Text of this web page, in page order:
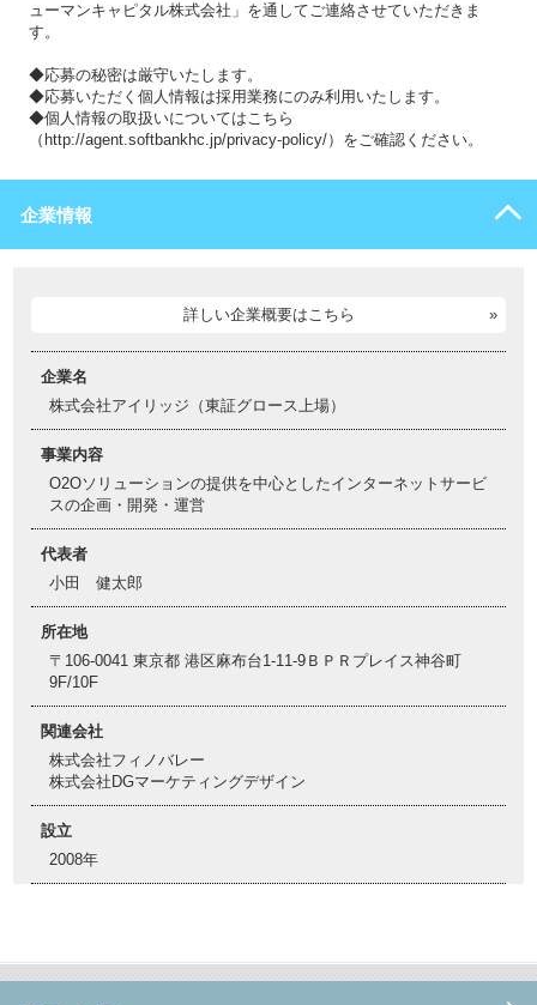
ューマンキャピタル株式会社」を通してご連絡させていただきま
す。
◆応募の秘密は厳守いたします。
◆応募いただく個人情報は採用業務にのみ利用いたします。
◆個人情報の取扱いについてはこちら
（http://agent.softbankhc.jp/privacy-policy/）をご確認ください。
企業情報
詳しい企業概要はこちら
企業名
株式会社アイリッジ（東証グロース上場）
事業内容
O2Oソリューションの提供を中心としたインターネットサービ
スの企画・開発・運営
代表者
小田 健太郎
所在地
〒106-0041 東京都 港区麻布台1-11-9ＢＰＲプレイス神谷町
9F/10F
関連会社
株式会社フィノバレー
株式会社DGマーケティングデザイン
設立
2008年